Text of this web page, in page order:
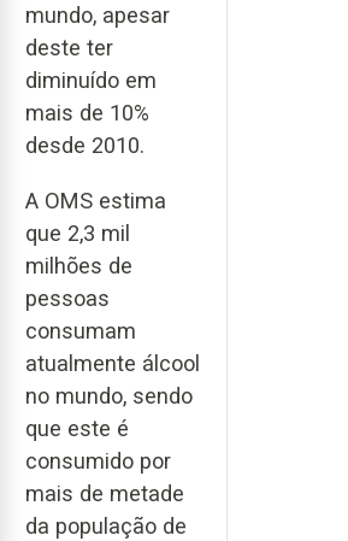
mundo, apesar
deste ter
diminuído em
mais de 10%
desde 2010.
A OMS estima
que 2,3 mil
milhões de
pessoas
consumam
atualmente álcool
no mundo, sendo
que este é
consumido por
mais de metade
da população de